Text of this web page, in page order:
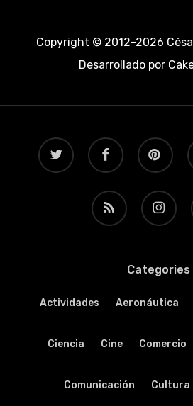
Copyright © 2012-2026
Desarrollado por
twitter facebook pinterest
RSS instagram
Categories
Actividades Aeronáutica
Ciencia Cine Comercio
Comunicación Cultura